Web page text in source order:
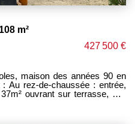
m²
427 500 €
ouvrant sur terrasse, wc,